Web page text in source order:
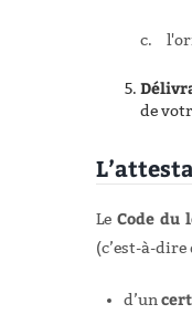
c.
de
Le Code du
(c’est-à-dire
d’un